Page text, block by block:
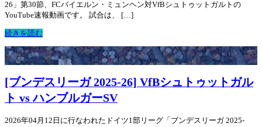
26」第30節、FCバイエルン・ミュンヘン対VfBシュトゥットガルトの
YouTube速報動画です。 試合は、 […]
続きを読む
[ブンデスリーガ 2025-26] VfBシュトゥットガル
ト vs ハンブルガーSV
2026年04月12日に行なわれたドイツ1部リーグ「ブンデスリーガ 2025-